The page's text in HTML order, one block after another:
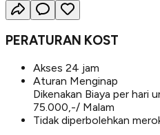
PERATURAN KOST
Akses 24 jam
Aturan Menginap
Dikenakan Biaya per hari
75.000,-/ Malam
Tidak diperbolehkan